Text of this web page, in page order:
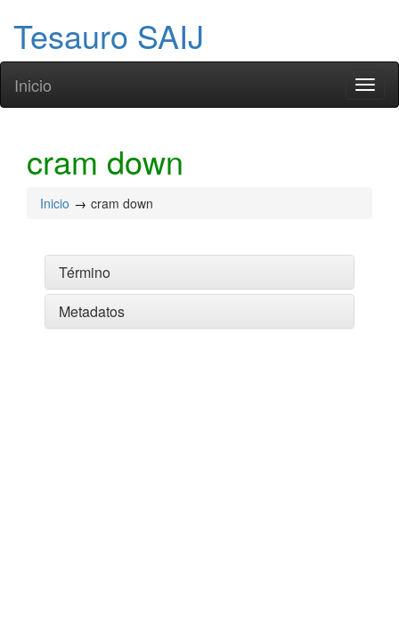
Tesauro SAIJ
Inicio
cram down
Inicio cram down
Término
Metadatos